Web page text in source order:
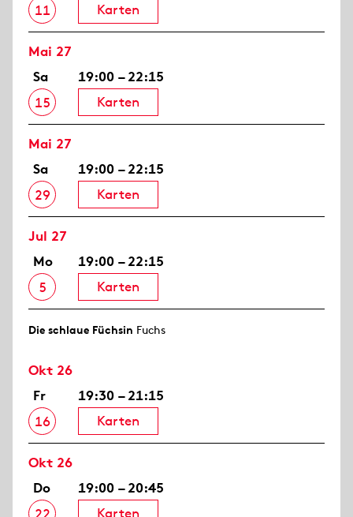
11
Karten
Mai 27
Sa
15
19:00 – 22:15
Karten
Mai 27
Sa
29
19:00 – 22:15
Karten
Jul 27
Mo
5
19:00 – 22:15
Karten
Die schlaue Füchsin Fuchs
Okt 26
Fr
16
19:30 – 21:15
Karten
Okt 26
Do
19:00 – 20:45
Karten